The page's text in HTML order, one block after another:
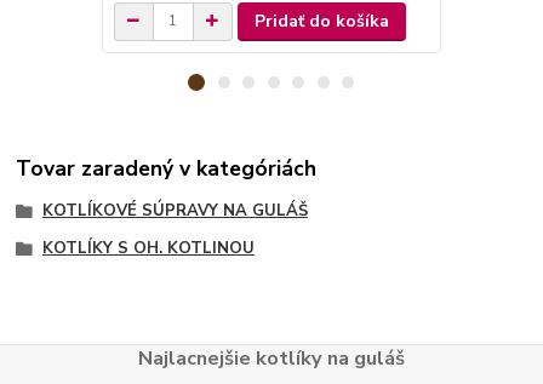
Pridať do košíka
Tovar zaradený v kategóriách
KOTLÍKOVÉ SÚPRAVY NA GULÁŠ
KOTLÍKY S OH. KOTLINOU
Najlacnejšie kotlíky na guláš